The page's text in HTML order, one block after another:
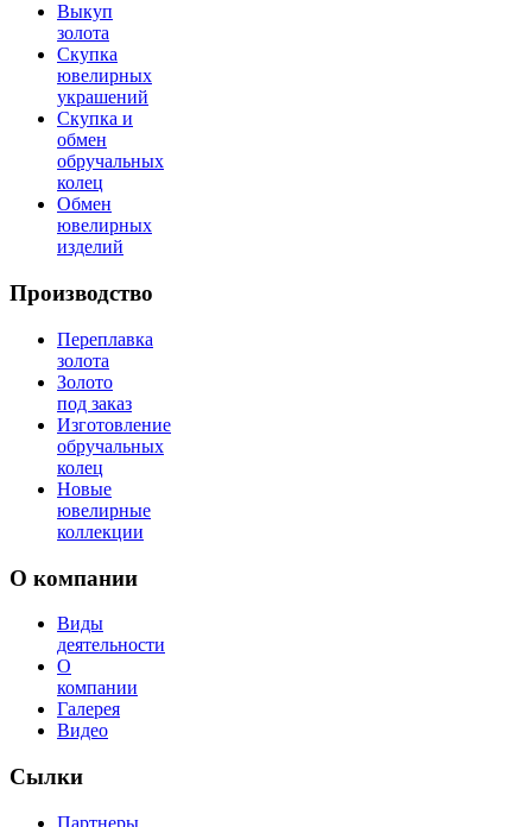
Выкуп
золота
Скупка
ювелирных
украшений
Скупка и
обмен
обручальных
колец
Обмен
ювелирных
изделий
Производство
Переплавка
золота
Золото
под заказ
Изготовление
обручальных
колец
Новые
ювелирные
коллекции
О компании
Виды
деятельности
О
компании
Галерея
Видео
Сылки
Партнеры